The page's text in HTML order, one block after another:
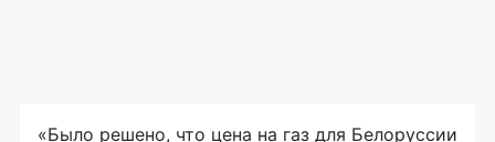
«Было решено, что цена на газ для Белоруссии